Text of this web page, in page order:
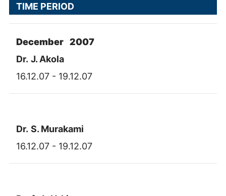
TIME PERIOD
December 2007
Dr. J. Akola
16.12.07 - 19.12.07
Dr. S. Murakami
16.12.07 - 19.12.07